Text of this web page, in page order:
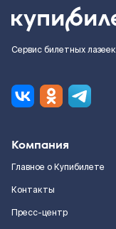
Сервис билетных лазеек
Компания
Главное о Купибилете
Контакты
Пресс-центр